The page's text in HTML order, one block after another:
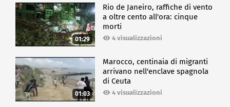
01:29
Rio de Janeiro, raffiche di vento
a oltre cento all'ora: cinque
morti
4 visualizzazioni
01:03
Marocco, centinaia di migranti
arrivano nell'enclave spagnola
di Ceuta
4 visualizzazioni